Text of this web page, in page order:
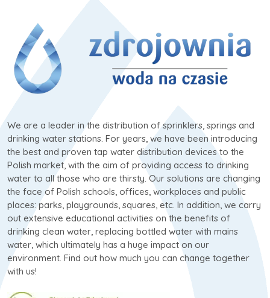
We are a leader in the distribution of sprinklers, springs and
drinking water stations. For years, we have been introducing
the best and proven tap water distribution devices to the
Polish market, with the aim of providing access to drinking
water to all those who are thirsty. Our solutions are changing
the face of Polish schools, offices, workplaces and public
places: parks, playgrounds, squares, etc. In addition, we carry
out extensive educational activities on the benefits of
drinking clean water, replacing bottled water with mains
water, which ultimately has a huge impact on our
environment. Find out how much you can change together
with us!